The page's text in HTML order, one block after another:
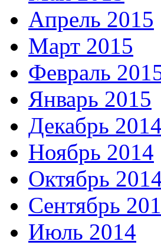
Апрель 2015
Март 2015
Февраль
Январь 2015
Декабрь 2014
Ноябрь 2014
Октябрь
Сентябрь
Июль 2014